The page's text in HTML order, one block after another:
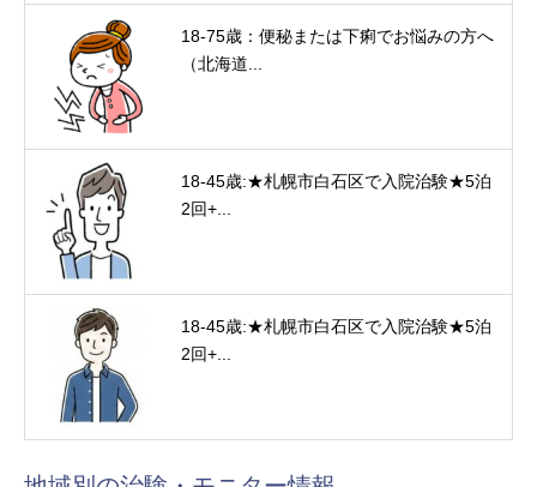
18-75歳：便秘または下痢でお悩みの方へ
（北海道...
18-45歳:★札幌市白石区で入院治験★5泊
2回+...
18-45歳:★札幌市白石区で入院治験★5泊
2回+...